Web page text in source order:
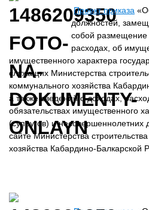
Проект приказа
должностей,
собой размещение
расходах, об
имущественного характера
служащих Министерства
коммунального хозяйства
а также сведений о доходах,
обязательствах имущественного
(супругов) и
сайте Министерства
хозяйства Кабардино-Балкарской